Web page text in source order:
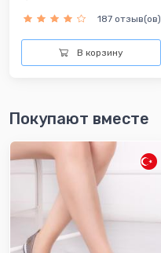
187 отзыв(ов)
В корзину
Покупают вместе